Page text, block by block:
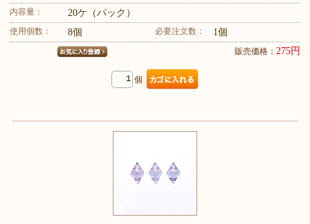
内容量： 20ケ（パック）
使用個数： 8個 必要注文数： 1個
販売価格： 275円
個